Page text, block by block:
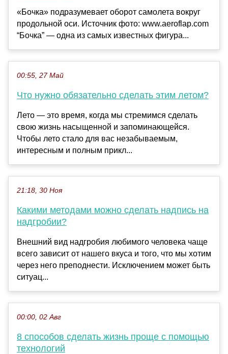
«Бочка» подразумевает оборот самолета вокруг
продольной оси. Источник фото: www.aeroflap.com
“Бочка” — одна из самых известных фигура...
00:55, 27 Май
Что нужно обязательно сделать этим летом?
Лето — это время, когда мы стремимся сделать
свою жизнь насыщенной и запоминающейся.
Чтобы лето стало для вас незабываемым,
интересным и полным прикл...
21:18, 30 Ноя
Какими методами можно сделать надпись на
надгробии?
Внешний вид надгробия любимого человека чаще
всего зависит от нашего вкуса и того, что мы хотим
через него преподнести. Исключением может быть
ситуац...
00:00, 02 Авг
8 способов сделать жизнь проще с помощью
технологий